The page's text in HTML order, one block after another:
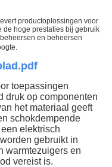
productoplossingen voor
de hoge prestaties bij gebruik
en beheersen
toepassingen
druk op componenten
het materiaal geeft
schokdempende
elektrisch
gebruikt in
warmtezuigers en
vereist is.